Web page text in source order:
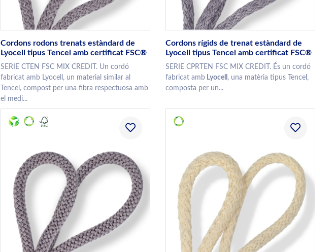
Cordons rodons trenats estàndard de
Lyocell tipus Tencel amb certificat FSC®
SERIE CTEN FSC MIX CREDIT. Un cordó
fabricat amb Lyocell, un material similar al
Tencel, compost per una fibra respectuosa amb
el medi...
Cordons rígids de trenat estàndard de
Lyocell tipus Tencel amb certificat FSC®
SERIE CPRTEN FSC MIX CREDIT. És un cordó
fabricat ambLyocell , una matèria tipus Tencel,
composta per un...